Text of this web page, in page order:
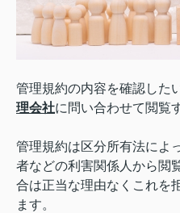
管理規約の内容を確認した
理会社に問い合わせて閲覧
管理規約は区分所有法によ
者などの利害関係人から閲
合は正当な理由なくこれを
ます。